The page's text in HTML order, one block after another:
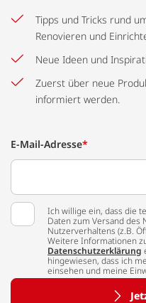
Tipps und Tricks rund
Renovieren und
Neue Ideen und
Zuerst über neue
informiert werden.
E-Mail-Adresse*
Ich willige ein, dass die
Daten zum Versand des
Nutzerverhaltens (z.B.
Weitere Informationen
Datenschutzerklärung
hingewiesen, dass ich
einsehen und meine